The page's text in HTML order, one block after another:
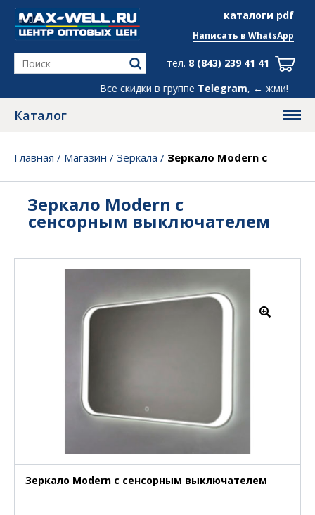
каталоги pdf
info@max-well.ru
Все скидки в группеTelegram, ← жми!
Написать в WhatsApp
тел. 8 (843) 239 41 41
Каталог
Главная / Магазин / Зеркала / Зеркало Modern с
Зеркало Modern с
сенсорным выключателем
Зеркало Modern с сенсорным выключателем